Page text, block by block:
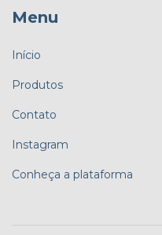
Menu
Início
Produtos
Contato
Instagram
Conheça a plataforma